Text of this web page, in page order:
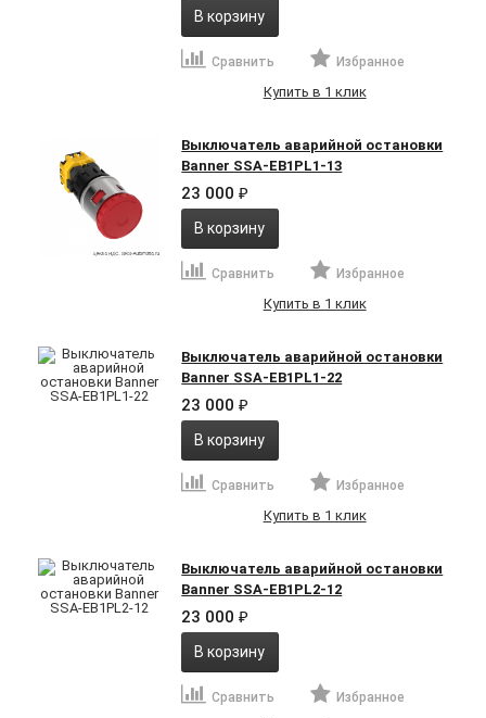
В корзину
Сравнить Избранное
Купить в 1 клик
Выключатель аварийной остановки
Banner SSA-EB1PL1-13
23 000₽
В корзину
Сравнить Избранное
Купить в 1 клик
Выключатель аварийной остановки
Banner SSA-EB1PL1-22
23 000₽
В корзину
Сравнить Избранное
Купить в 1 клик
Выключатель аварийной остановки
Banner SSA-EB1PL2-12
23 000₽
В корзину
Сравнить Избранное